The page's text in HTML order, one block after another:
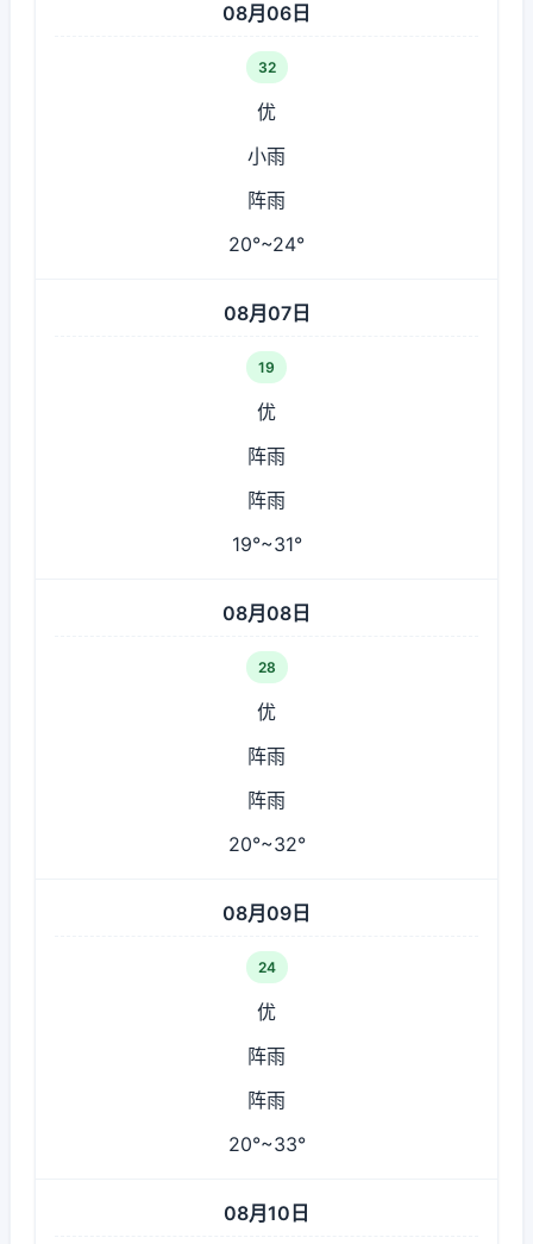
08月06日
32
优
小雨
阵雨
20°~24°
08月07日
19
优
阵雨
阵雨
19°~31°
08月08日
28
优
阵雨
阵雨
20°~32°
08月09日
24
优
阵雨
阵雨
20°~33°
08月10日